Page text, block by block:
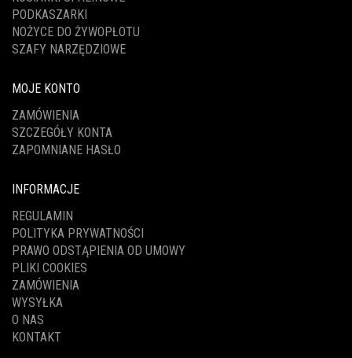
PODKASZARKI
NOŻYCE DO ŻYWOPŁOTU
SZAFY NARZĘDZIOWE
MOJE KONTO
ZAMÓWIENIA
SZCZEGÓŁY KONTA
ZAPOMNIANE HASŁO
INFORMACJE
REGULAMIN
POLITYKA PRYWATNOŚCI
PRAWO ODSTĄPIENIA OD UMOWY
PLIKI COOKIES
ZAMÓWIENIA
WYSYŁKA
O NAS
KONTAKT